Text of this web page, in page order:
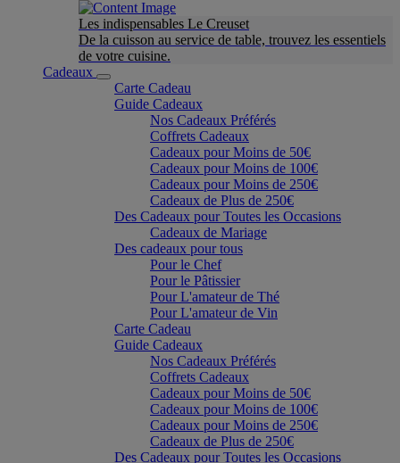
Les indispensables Le Creuset
De la cuisson au service de table, trouvez les essentiels
de votre cuisine.
Cadeaux
Carte Cadeau
Guide Cadeaux
Nos Cadeaux Préférés
Coffrets Cadeaux
Cadeaux pour Moins de 50€
Cadeaux pour Moins de 100€
Cadeaux pour Moins de 250€
Cadeaux de Plus de 250€
Des Cadeaux pour Toutes les Occasions
Cadeaux de Mariage
Des cadeaux pour tous
Pour le Chef
Pour le Pâtissier
Pour L'amateur de Thé
Pour L'amateur de Vin
Carte Cadeau
Guide Cadeaux
Nos Cadeaux Préférés
Coffrets Cadeaux
Cadeaux pour Moins de 50€
Cadeaux pour Moins de 100€
Cadeaux pour Moins de 250€
Cadeaux de Plus de 250€
Des Cadeaux pour Toutes les Occasions